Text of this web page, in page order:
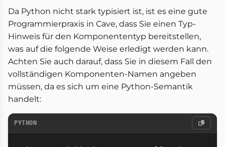
Da Python nicht stark typisiert ist, ist es eine gute
Programmierpraxis in Cave, dass Sie einen Typ-
Hinweis für den Komponententyp bereitstellen,
was auf die folgende Weise erledigt werden kann.
Achten Sie auch darauf, dass Sie in diesem Fall den
vollständigen Komponenten-Namen angeben
müssen, da es sich um eine Python-Semantik
handelt:
PYTHON